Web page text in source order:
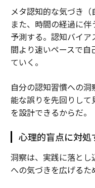
メタ認知的な気づき
また、時間の経過に
予測する。認知バイ
間より速いペースで
ていく。
自分の認知習慣への
能な誤りを先回りし
を設計できるからだ。
心理的盲点に対
洞察は、実践に落とし
への気づきを広げるた